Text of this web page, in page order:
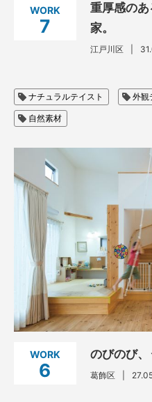
WORK
7
重厚感の
家。
江戸川区
ナチュラルテイスト 外観
自然素材
WORK
6
のびのび、
葛飾区